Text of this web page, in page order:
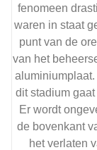
fenomeen
waren in staat
punt van de
van het
aluminiumplaat.
dit stadium
Er wordt
de bovenkant
het verlaten